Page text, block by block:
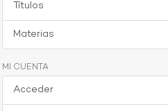
Títulos
Materias
MI CUENTA
Acceder